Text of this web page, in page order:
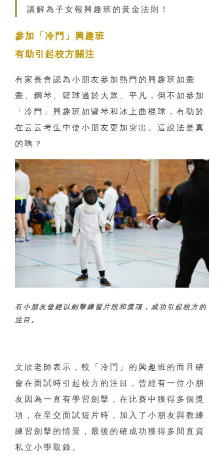
講解為子女報興趣班的黃金法則！
參加「冷門」興趣班
有助引起校方關注
有家長會認為小朋友參加熱門的興趣班如畫
畫、鋼琴、籃球過於大眾、平凡，倒不如參加
「冷門」興趣班如豎琴和冰上曲棍球，有助於
在云云考生中使小朋友更加突出。這說法是真
的嗎？
有小朋友曾經以劍擊練習片段和獎項，成功引起校方的
注目。
文欣老師表示，較「冷門」的興趣班的而且確
會在面試時引起校方的注目，曾經有一位小朋
友因為一直有學習劍擊，在比賽中獲得多個獎
項，在呈交面試短片時，加入了小朋友與教練
練習劍擊的情景，最後的確成功獲得多間直資
私立小學取錄。